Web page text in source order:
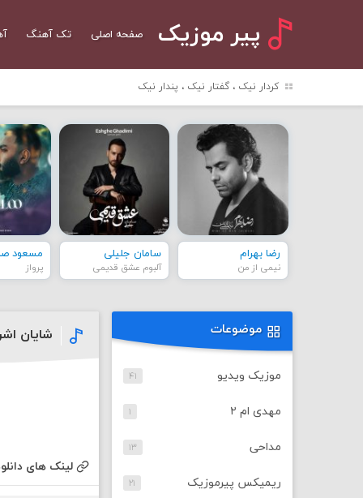
پیر موزیک صفحه اصلی تک آهنگ
کردار نیک ، گفتار نیک ، پندار نیک
رضا بهرام
نیمی از من
سامان جلیلی
آلبوم عشق قدیمی
مسعود
پرواز
شایان
لینک های
موضوعات
موزیک ویدیو ۴۱
مهدی ام ۲ ۱
مداحی ۱۳
ریمیکس پیرموزیک ۲۱